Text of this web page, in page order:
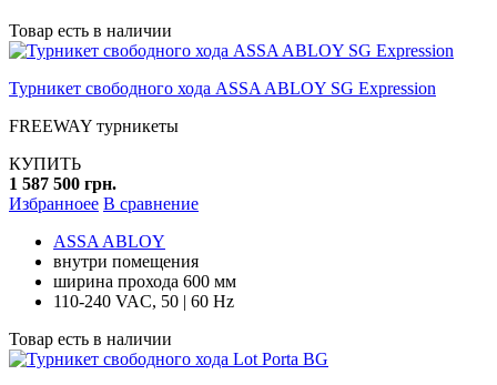
Товар есть в наличии
Турникет свободного хода ASSA ABLOY SG Expression
FREEWAY турникеты
КУПИТЬ
1 587 500 грн.
Избранноее В сравнение
ASSA ABLOY
внутри помещения
ширина прохода 600 мм
110-240 VAC, 50 | 60 Hz
Товар есть в наличии